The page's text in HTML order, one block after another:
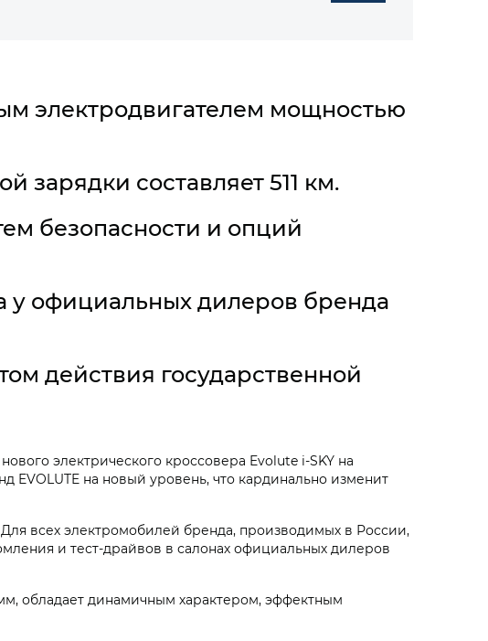
электродвигателем мощностью
зарядки составляет 511 км.
безопасности и опций
у официальных дилеров бренда
действия государственной
электрического кроссовера Evolute i‑SKY на
на новый уровень, что кардинально изменит
всех электромобилей бренда, производимых в России,
и тест-драйвов в салонах официальных дилеров
обладает динамичным характером, эффектным